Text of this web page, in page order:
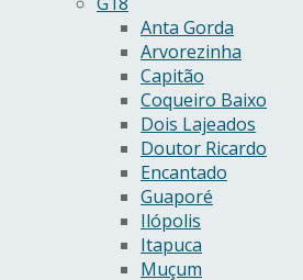
Anta Gorda
Arvorezinha
Capitão
Coqueiro Baixo
Dois Lajeados
Doutor Ricardo
Encantado
Guaporé
Ilópolis
Itapuca
Muçum